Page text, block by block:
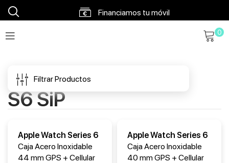
Financiamos tu móvil
0
S6 SiP
Filtrar Productos
Apple Watch Series 6
Caja Acero Inoxidable
44 mm GPS + Cellular
Apple Watch Series 6
Caja Acero Inoxidable
40 mm GPS + Cellular